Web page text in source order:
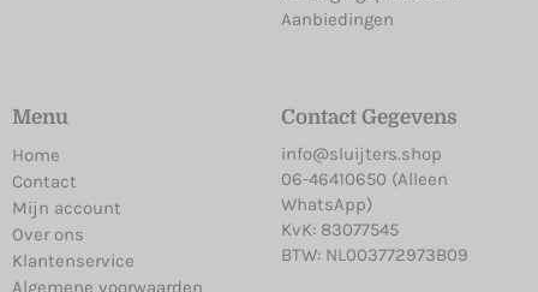
Aanbiedingen
Menu
Home
Contact
Mijn account
Over ons
Klantenservice
Algemene voorwaarden
Contact Gegevens
info@sluijters.shop
06-46410650 (Alleen
WhatsApp)
KvK: 83077545
BTW: NL003772973B09